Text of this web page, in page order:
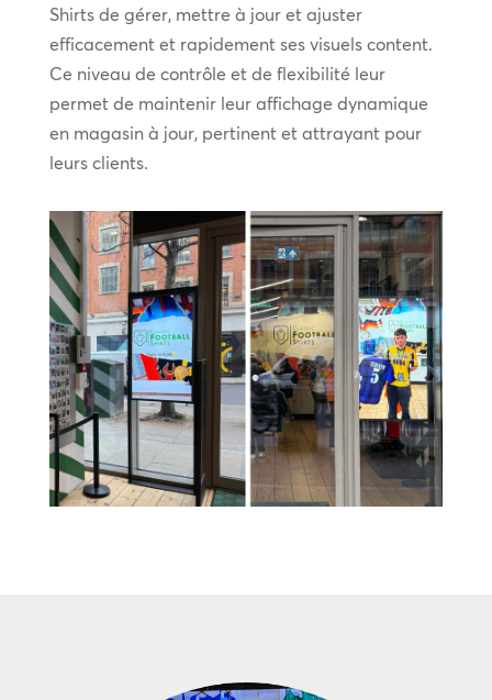
Shirts de gérer, mettre à jour et ajuster
efficacement et rapidement ses visuels content.
Ce niveau de contrôle et de flexibilité leur
permet de maintenir leur affichage dynamique
en magasin à jour, pertinent et attrayant pour
leurs clients.